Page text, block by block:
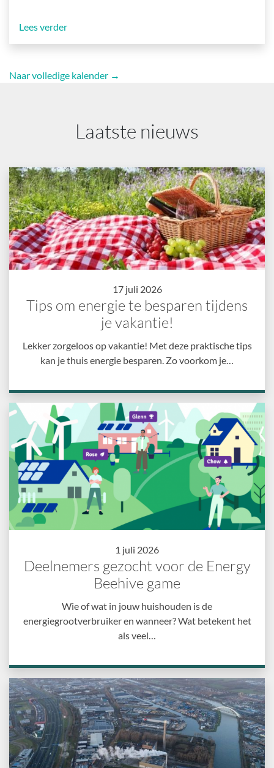
Lees verder
Naar volledige kalender →
Laatste nieuws
17 juli 2026
Tips om energie te besparen tijdens
je vakantie!
Lekker zorgeloos op vakantie! Met deze praktische tips
kan je thuis energie besparen. Zo voorkom je…
1 juli 2026
Deelnemers gezocht voor de Energy
Beehive game
Wie of wat in jouw huishouden is de
energiegrootverbruiker en wanneer? Wat betekent het
als veel…